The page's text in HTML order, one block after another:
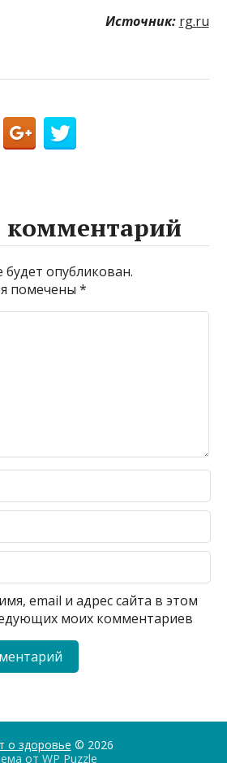
Источник: rg.ru
комментарий
опубликован.
помечены*
email и адрес сайта в этом
моих комментариев
о здоровье © 2026
от WP Puzzle